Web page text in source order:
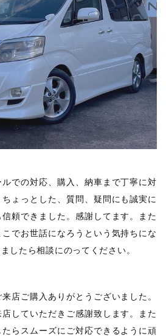
での対応、購入、納車まで丁寧に対
ょっとした、質問、疑問にも誠実に
頼できました。感謝してます。また
でお世話になろうという気持ちにな
したら相談にのってください。
店ご購入ありがとうございました。
していただきご感謝致します。また
らスムーズにご対応できるように頑